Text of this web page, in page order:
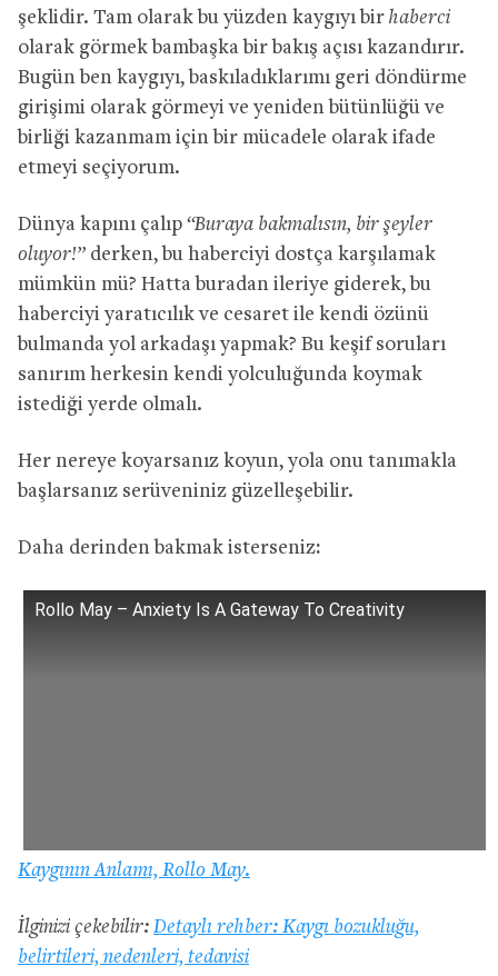
şeklidir. Tam olarak bu yüzden kaygıyı bir haberci
olarak görmek bambaşka bir bakış açısı kazandırır.
Bugün ben kaygıyı, baskıladıklarımı geri döndürme
girişimi olarak görmeyi ve yeniden bütünlüğü ve
birliği kazanmam için bir mücadele olarak ifade
etmeyi seçiyorum.
Dünya kapını çalıp “Buraya bakmalısın, bir şeyler
oluyor!” derken, bu haberciyi dostça karşılamak
mümkün mü? Hatta buradan ileriye giderek, bu
haberciyi yaratıcılık ve cesaret ile kendi özünü
bulmanda yol arkadaşı yapmak? Bu keşif soruları
sanırım herkesin kendi yolculuğunda koymak
istediği yerde olmalı.
Her nereye koyarsanız koyun, yola onu tanımakla
başlarsanız serüveniniz güzelleşebilir.
Daha derinden bakmak isterseniz:
Rollo May – Anxiety Is A Gateway To Creativity
Kaygının Anlamı, Rollo May.
İlginizi çekebilir: Detaylı rehber: Kaygı bozukluğu,
belirtileri, nedenleri, tedavisi